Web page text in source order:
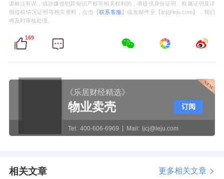
源标注有误，或涉嫌侵犯其知识产权等相关权利的，请提供身份证明、权属证明及详
细侵权情况证明等相关资料，点击【联系客服 】或发邮件至【ljcj@leju.com】，我们
将及时审核处理。
169
《乐居财经精选》
物业卖壳
Tel: 400-606-6969 Mail: ljcj@leju.com
订阅
相关文章 更多相关文章